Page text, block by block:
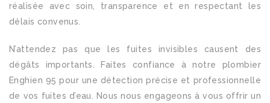
réalisée avec soin, transparence et en respectant les
délais convenus.
N’attendez pas que les fuites invisibles causent des
dégâts importants. Faites confiance à notre plombier
Enghien 95 pour une détection précise et professionnelle
de vos fuites d’eau. Nous nous engageons à vous offrir un